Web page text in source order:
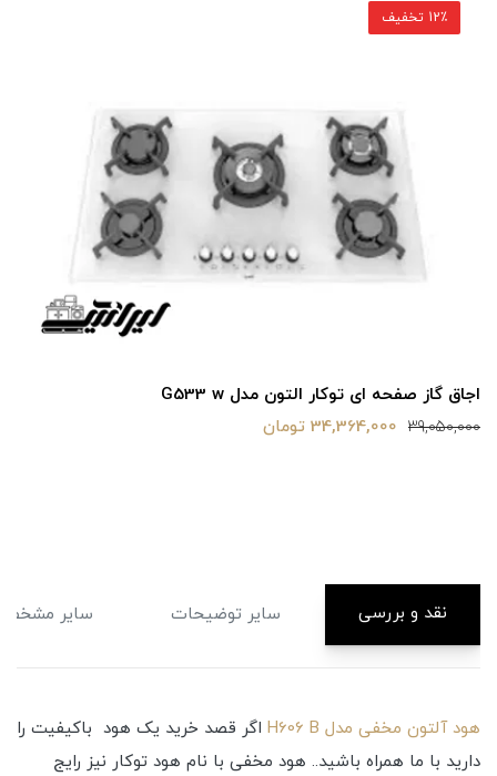
اجاق گاز صفحه ای توکار التون مدل G533 w
39,050,000 34,364,000 تومان
12٪ تخفیف
نقد و بررسی سایر توضیحات سایر
هود آلتون مخفی مدل H606 B
اگر قصد خرید یک هود باکیفیت را
دارید با ما همراه باشید.. هود مخفی با نام هود توکار نیز رایج